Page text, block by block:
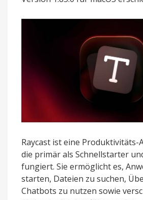
Notiz-
Raycast ist eine Produktivitäts-
die primär als Schnellstarter
fungiert. Sie ermöglicht es,
starten, Dateien zu suchen,
Chatbots zu nutzen sowie